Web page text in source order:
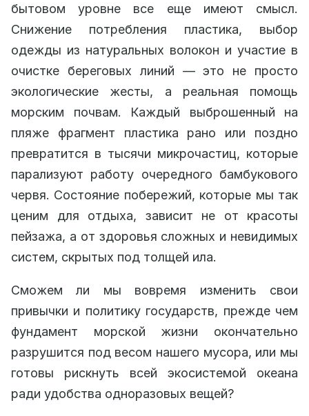
бытовом уровне все еще имеют смысл.
Снижение потребления пластика, выбор
одежды из натуральных волокон и участие в
очистке береговых линий — это не просто
экологические жесты, а реальная помощь
морским почвам. Каждый выброшенный на
пляже фрагмент пластика рано или поздно
превратится в тысячи микрочастиц, которые
парализуют работу очередного бамбукового
червя. Состояние побережий, которые мы так
ценим для отдыха, зависит не от красоты
пейзажа, а от здоровья сложных и невидимых
систем, скрытых под толщей ила.
Сможем ли мы вовремя изменить свои
привычки и политику государств, прежде чем
фундамент морской жизни окончательно
разрушится под весом нашего мусора, или мы
готовы рискнуть всей экосистемой океана
ради удобства одноразовых вещей?